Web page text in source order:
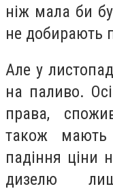
ніж мала би
не добирають
Але у
на паливо.
права,
також мають
падіння ціни
дизелю